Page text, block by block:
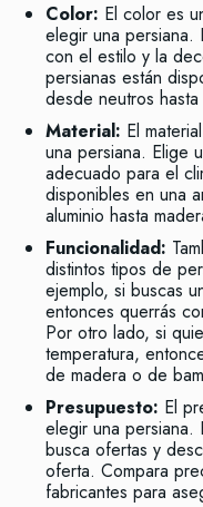
Color: El color es
elegir una
con el estilo y la
persianas están
desde neutros hasta
Material: El
una persiana. Elige
adecuado para el
disponibles en una
aluminio hasta
Funcionalidad:
distintos tipos de
ejemplo, si buscas
entonces querrás
Por otro lado, si
temperatura,
de madera o de
Presupuesto: El
elegir una persiana.
busca ofertas y
oferta. Compara
fabricantes para